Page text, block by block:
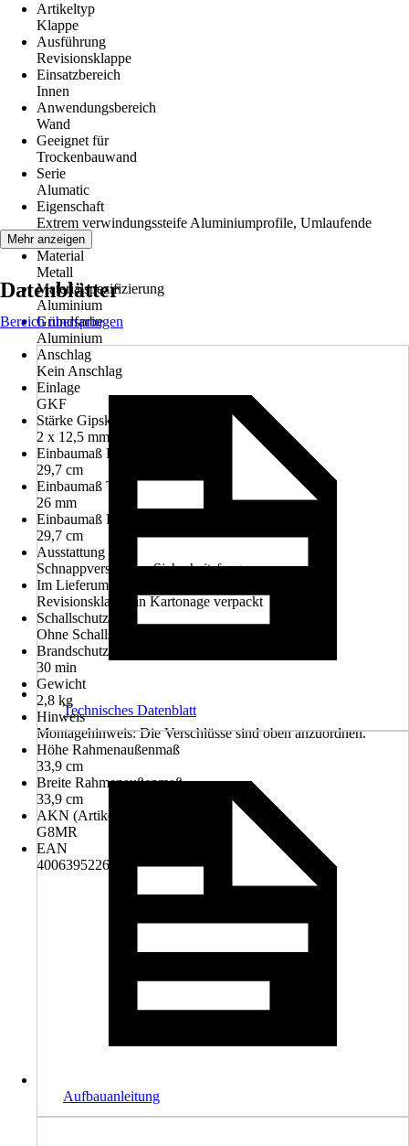
Artikeltyp
Klappe
Ausführung
Revisionsklappe
Einsatzbereich
Innen
Anwendungsbereich
Wand
Geeignet für
Trockenbauwand
Serie
Alumatic
Eigenschaft
Extrem verwindungssteife Aluminiumprofile, Umlaufende
Dichtung
Material
Metall
Materialspezifizierung
Aluminium
Grundfarbe
Aluminium
Anschlag
Kein Anschlag
Einlage
GKF
Stärke Gipskartoneinlage
2 x 12,5 mm
Einbaumaß Breite
29,7 cm
Einbaumaß Tiefe
26 mm
Einbaumaß Höhe
29,7 cm
Ausstattung
Schnappverschluss, Sicherheitsfangarme
Im Lieferumfang enthalten
Revisionsklappe in Kartonage verpackt
Schallschutz
Ohne Schallschutz
Brandschutz
30 min
Gewicht
2,8 kg
Hinweis
Montagehinweis: Die Verschlüsse sind oben anzuordnen.
Höhe Rahmenaußenmaß
33,9 cm
Breite Rahmenaußenmaß
33,9 cm
AKN (Artikelkurznummer)
G8MR
EAN
4006395226502
Mehr anzeigen
Datenblätter
Bereich überspringen
Technisches Datenblatt
Aufbauanleitung